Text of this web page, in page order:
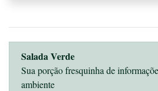
Salada Verde
Sua porção fresquinha de
ambiente